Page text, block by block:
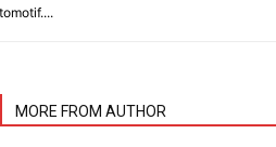
MORE FROM AUTHOR